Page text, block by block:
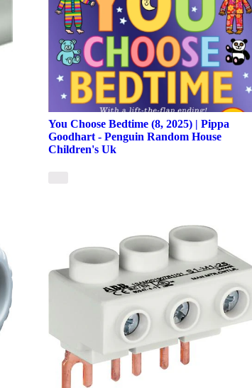
You Choose Bedtime (8, 2025) | Pippa
Goodhart - Penguin Random House
Children's Uk